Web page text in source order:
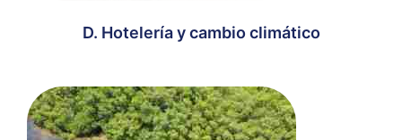
D. Hotelería y cambio climático